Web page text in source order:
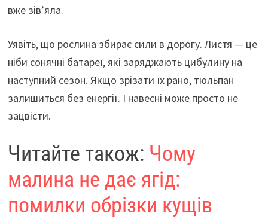
вже зів’яла.
Уявіть, що рослина збирає сили в дорогу. Листя — це
ніби сонячні батареї, які заряджають цибулину на
наступний сезон. Якщо зрізати їх рано, тюльпан
залишиться без енергії. І навесні може просто не
зацвісти.
Читайте також: Чому
малина не дає ягід:
помилки обрізки кущів